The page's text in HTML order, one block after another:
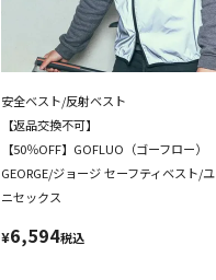
安全ベスト/反射ベスト
【返品交換不可】
【50％OFF】GOFLUO（ゴーフロー）
GEORGE/ジョージ セーフティベスト/ユ
ニセックス
¥6,594税込